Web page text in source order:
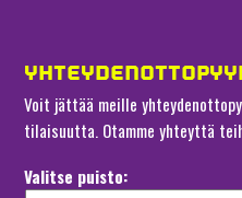
Voit jättää meille
tilaisuutta. Otamme yhteyttä
Valitse puisto: